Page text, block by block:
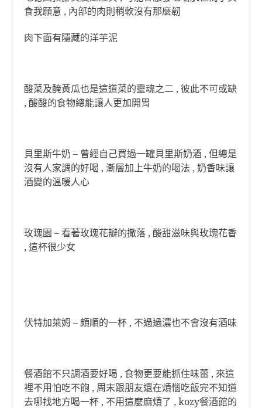
食我願意 , 內部的肉則稍軟沒有那麼韌
肉下面有隱藏的洋芋泥
酸菜及醃黃瓜也是這道菜的靈魂之二 , 彼此不可或缺
, 酸酸的食物總能讓人更加開胃
貝里斯牛奶 – 曾經自己買過一罐貝里斯奶酒 , 但總是
沒有人家調的好喝 , 漸層加上牛奶的喝法 , 奶香味讓
酒變的溫暖人心
玫瑰園 – 看著玫瑰花瓣的撒落 , 酸甜滋味與玫瑰花香
, 這杯很少女
伏特加萊姆 – 頗順的一杯 , 不過過濃也不會沒有酒味
餐酒館不只調酒要好喝 , 食物更要能抓住味蕾 , 來這
裡不用怕吃不飽 , 周末跟朋友還在煩惱吃飯完不知道
去哪找地方喝一杯 , 不用這麼麻煩了 , kozy餐酒館的